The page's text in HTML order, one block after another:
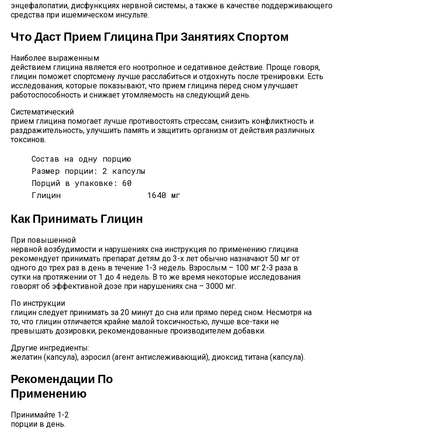
Нон-Фикшн Новой Волны: От Саморазвития К Искусству Жить
энцефалопатии, дисфункциях нервной системы, а также в качестве поддерживающего
средства при ишемическом инсульте.
Что Даст Прием Глицина При Занятиях Спортом
Наиболее выраженным
действием глицина является его ноотропное и седативное действие. Проще говоря,
глицин поможет спортсмену лучше расслабиться и отдохнуть после тренировки. Есть
исследования, которые показывают, что прием глицина перед сном улучшает
работоспособность и снижает утомляемость на следующий день.
Систематический
прием глицина помогает лучше противостоять стрессам, снизить конфликтность и
раздражительность, улучшить память и защитить организм от действия различных
токсинов.
Состав на одну порцию
Размер порции: 2 капсулы
Порций в упаковке: 60
Глицин
1640 мг
Как Принимать Глицин
При повышенной
нервной возбудимости и нарушениях сна инструкция по применению глицина
рекомендует принимать препарат детям до 3-х лет обычно назначают 50 мг от
одного до трех раз в день в течение 1-3 недель. Взрослым – 100 мг 2-3 раза в
сутки на протяжении от 1 до 4 недель. В то же время некоторые исследования
говорят об эффективной дозе при нарушениях сна – 3000 мг.
По инструкции
глицин следует принимать за 20 минут до сна или прямо перед сном. Несмотря на
то, что глицин отличается крайне малой токсичностью, лучше все-таки не
превышать дозировки, рекомендованные производителем добавки.
Другие ингредиенты:
желатин (капсула), аэросил (агент антислеживающий), диоксид титана (капсула).
Рекомендации По
Применению
Принимайте 1-2
порции в день.